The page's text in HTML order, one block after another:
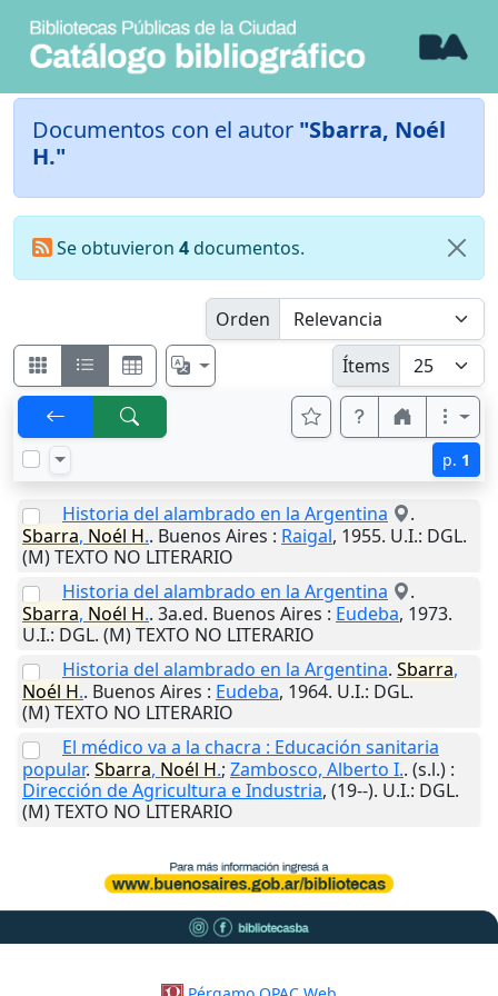
Documentos con el autor "Sbarra, Noél
H."
Se obtuvieron 4documentos.
Orden
Ítems
p. 1
Historia del alambrado en la Argentina
.
Sbarra, Noél H.. Buenos Aires : Raigal, 1955. U.I.: DGL.
(M) TEXTO NO LITERARIO
Historia del alambrado en la Argentina
.
Sbarra, Noél H.. 3a.ed. Buenos Aires : Eudeba, 1973.
U.I.: DGL. (M) TEXTO NO LITERARIO
Historia del alambrado en la Argentina. Sbarra,
Noél H.. Buenos Aires : Eudeba, 1964. U.I.: DGL.
(M) TEXTO NO LITERARIO
El médico va a la chacra : Educación sanitaria
popular. Sbarra, Noél H.; Zambosco, Alberto I.. (s.l.) :
Dirección de Agricultura e Industria, (19--). U.I.: DGL.
(M) TEXTO NO LITERARIO